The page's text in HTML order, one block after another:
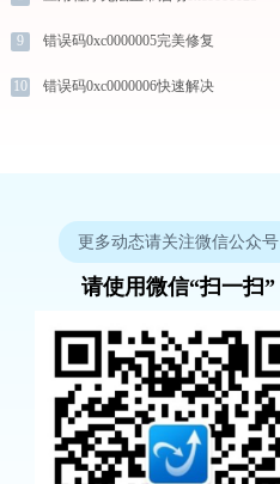
9 错误码0xc0000005完美修复
10 错误码0xc0000006快速解决
更多动态请关注微信公众号
请使用微信“扫一扫”